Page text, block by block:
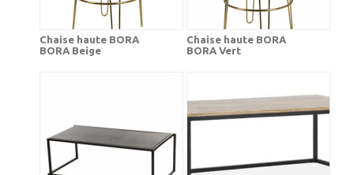
Chaise haute BORA
BORA Beige
Chaise haute BORA
BORA Vert